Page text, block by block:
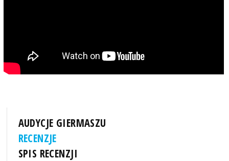
AUDYCJE GIERMASZU
RECENZJE
SPIS RECENZJI